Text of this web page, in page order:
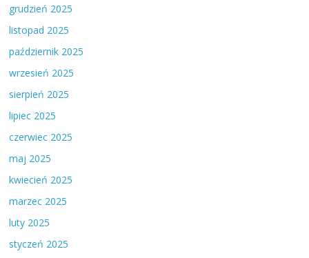
grudzień 2025
listopad 2025
październik 2025
wrzesień 2025
sierpień 2025
lipiec 2025
czerwiec 2025
maj 2025
kwiecień 2025
marzec 2025
luty 2025
styczeń 2025